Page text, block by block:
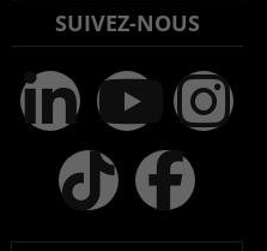
SUIVEZ-NOUS